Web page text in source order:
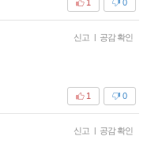
0
1
신고 | 공감 확인
0
1
신고 | 공감 확인